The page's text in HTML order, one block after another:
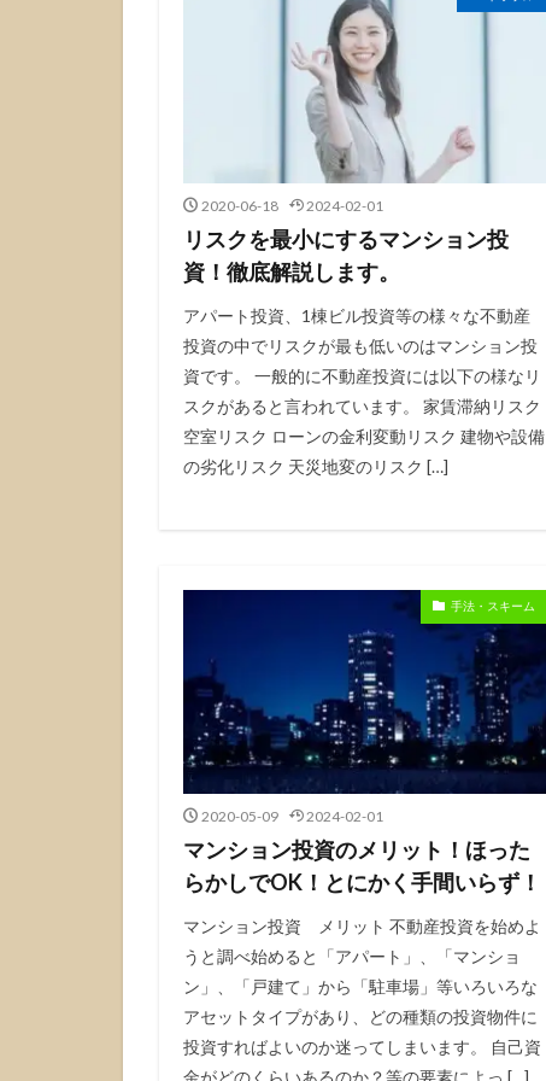
2020-06-18 2024-02-01
リスクを最小にするマンション投
資！徹底解説します。
アパート投資、1棟ビル投資等の様々な不動産
投資の中でリスクが最も低いのはマンション投
資です。 一般的に不動産投資には以下の様なリ
スクがあると言われています。 家賃滞納リスク
空室リスク ローンの金利変動リスク 建物や設備
の劣化リスク 天災地変のリスク […]
手法・スキーム
2020-05-09 2024-02-01
マンション投資のメリット！ほった
らかしでOK！とにかく手間いらず！
マンション投資 メリット 不動産投資を始めよ
うと調べ始めると「アパート」、「マンショ
ン」、「戸建て」から「駐車場」等いろいろな
アセットタイプがあり、どの種類の投資物件に
投資すればよいのか迷ってしまいます。 自己資